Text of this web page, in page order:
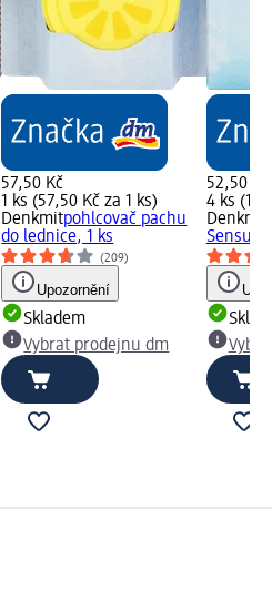
57,50 Kč
1 ks (57,50 Kč za 1 ks)
Denkmitpohlcovač pachu
do lednice, 1 ks
(209)
Upozornění
Skladem
Vybrat prodejnu dm
52,50 Kč
4 ks
Denkmit
Sensual